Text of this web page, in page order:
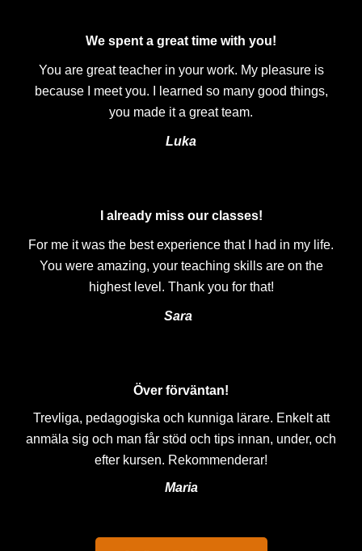
We spent a great time with you!
You are great teacher in your work. My pleasure is
because I meet you. I learned so many good things,
you made it a great team.
Luka
I already miss our classes!
For me it was the best experience that I had in my life.
You were amazing, your teaching skills are on the
highest level. Thank you for that!
Sara
Över förväntan!
Trevliga, pedagogiska och kunniga lärare. Enkelt att
anmäla sig och man får stöd och tips innan, under, och
efter kursen. Rekommenderar!
Maria